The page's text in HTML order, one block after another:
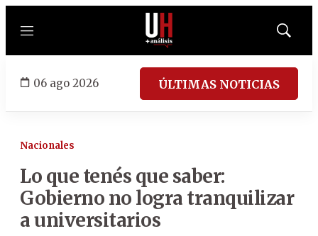
Menú
Mostrar
06 ago 2026 ÚLTIMAS NOTICIAS
Nacionales
Lo que tenés que saber:
Gobierno no logra tranquilizar
a universitarios